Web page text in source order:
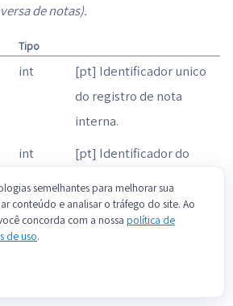
de notas).
Tipo
int
[pt] Identificador unico
do registro de nota
interna.
int
[pt] Identificador do
registro se refere.
semelhantes para melhorar sua
conteúdo e analisar o tráfego do site. Ao
concorda com a nossa política de
de uso.